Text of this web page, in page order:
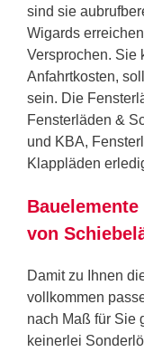
sind sie
Wigards
Versprochen. Sie
Anfahrtkosten,
sein. Die
Fensterläden &
und KBA,
Klappläden
von
Damit zu Ihnen
vollkommen
nach Maß für Sie
keinerlei